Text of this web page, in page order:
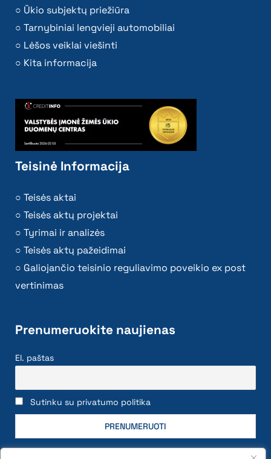
Ūkio subjektų priežiūra
Tarnybiniai lengvieji automobiliai
Lėšos veiklai viešinti
Kita informacija
Teisinė Informacija
Teisės aktai
Teisės aktų projektai
Tyrimai ir analizės
Teisės aktų pažeidimai
Galiojančio teisinio reguliavimo poveikio ex post
vertinimas
Prenumeruokite naujienas
El. paštas
Sutinku su privatumo politika